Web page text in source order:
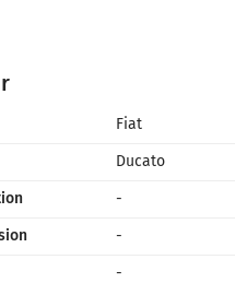
Fiat
Ducato
-
-
-